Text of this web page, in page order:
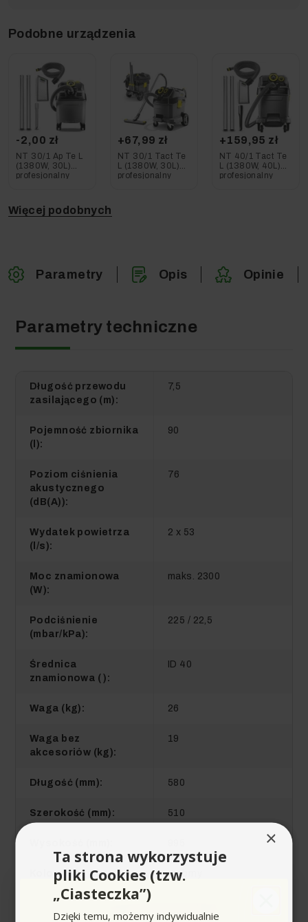
Podobne urządzenia
-2,00 zł
NT 30/1 Ap Te L
(1380W, 30L)
profesjonalny
+67,99 zł
NT 30/1 Tact Te
L (1380W, 30L)
profesjonalny
+159,95 zł
NT 40/1 Tact Te
L (1380W, 40L)
profesjonalny
Więcej podobnych
Parametry Opis Opinie
Parametry techniczne
Długość przewodu
zasilającego (m):
7,5
Pojemność zbiornika
(l):
90
Poziom ciśnienia
akustycznego
(dB(A)):
76
Wydatek powietrza
(l/s):
2 x 53
Moc znamionowa
(W):
maks. 2300
Podciśnienie
(mbar/kPa):
225 / 22,5
Średnica
znamionowa ( ):
ID 40
Waga (kg): 26
Waga bez
akcesoriów (kg):
19
Długość (mm): 580
Szerokość (mm): 510
Kolor: srebrny
Parametry zasilania
elektrycznego
×
Ta strona wykorzystuje
pliki Cookies (tzw.
„Ciasteczka”)
Dzięki temu, możemy indywidualnie